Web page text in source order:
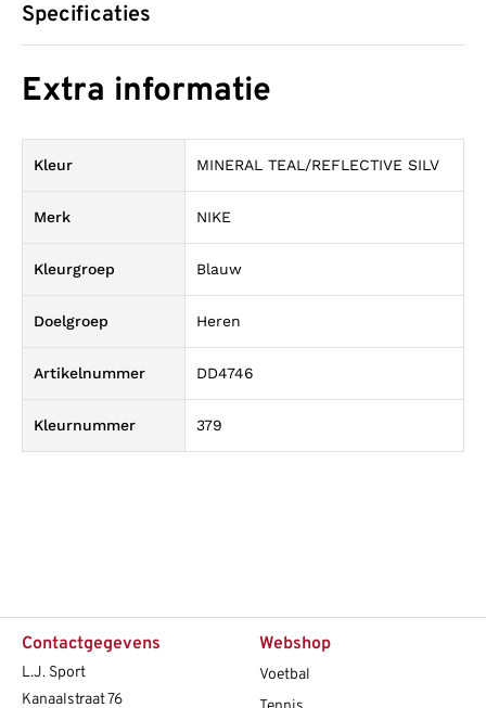
Specificaties
Extra informatie
Kleur MINERAL TEAL/REFLECTIVE SILV
Merk NIKE
Kleurgroep Blauw
Doelgroep Heren
Artikelnummer DD4746
Kleurnummer 379
Contactgegevens
L.J. Sport
Kanaalstraat 76
Webshop
Voetbal